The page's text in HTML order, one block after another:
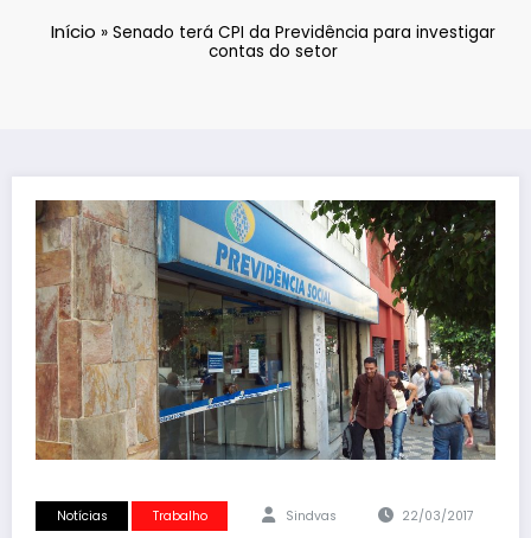
Início »Senado terá CPI da Previdência para investigar
contas do setor
Notícias Trabalho Sindvas 22/03/2017